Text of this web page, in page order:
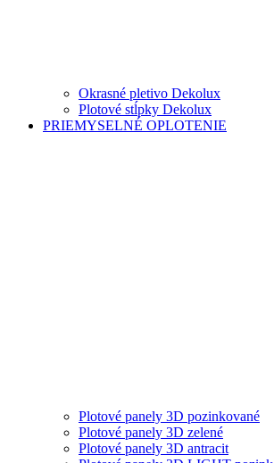
Okrasné pletivo Dekolux
Plotové stĺpky Dekolux
PRIEMYSELNÉ OPLOTENIE
Plotové panely 3D pozinkované
Plotové panely 3D zelené
Plotové panely 3D antracit